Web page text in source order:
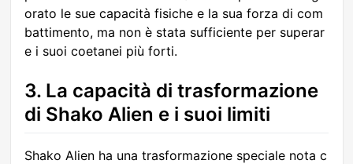
orato le sue capacità fisiche e la sua forza di com
battimento, ma non è stata sufficiente per superar
e i suoi coetanei più forti.
3. La capacità di trasformazione
di Shako Alien e i suoi limiti
Shako Alien ha una trasformazione speciale nota c